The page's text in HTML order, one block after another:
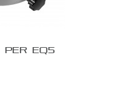
PER EQ5